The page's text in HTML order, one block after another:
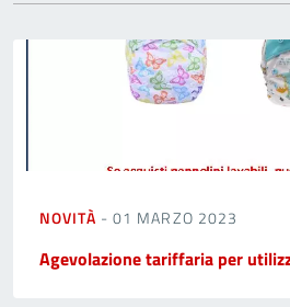
NOVITÀ - 01 MARZO 2023
Agevolazione tariffaria per